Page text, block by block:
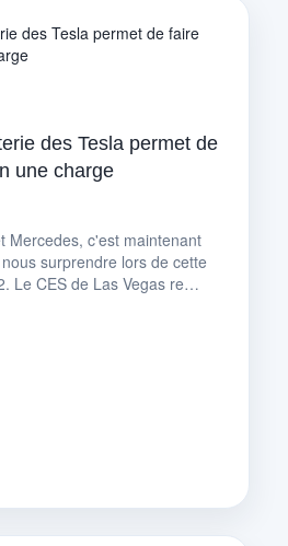
des Tesla permet de
une charge
Mercedes, c'est maintenant
surprendre lors de cette
Le CES de Las Vegas re…